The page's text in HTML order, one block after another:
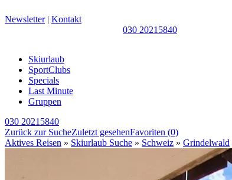
Newsletter| Kontakt
030 20215840
Skiurlaub
SportClubs
Specials
Last Minute
Gruppen
030 20215840
Zurück zur SucheZuletzt gesehenFavoriten (0)
Aktives Reisen » Skiurlaub Suche » Schweiz » Grindelwald